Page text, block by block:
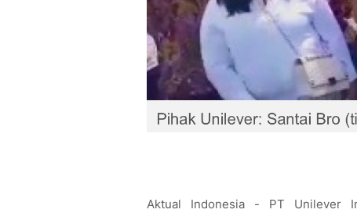
Aktual Indonesia - PT Unilever